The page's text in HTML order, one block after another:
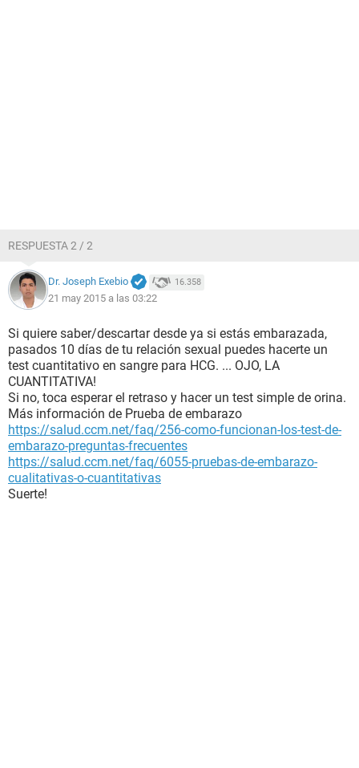
RESPUESTA 2 / 2
Dr. Joseph Exebio 16.358
21 may 2015 a las 03:22
Si quiere saber/descartar desde ya si estás embarazada,
pasados 10 días de tu relación sexual puedes hacerte un
test cuantitativo en sangre para HCG. ... OJO, LA
CUANTITATIVA!
Si no, toca esperar el retraso y hacer un test simple de orina.
Más información de Prueba de embarazo
https://salud.ccm.net/faq/256-como-funcionan-los-test-de-
embarazo-preguntas-frecuentes
https://salud.ccm.net/faq/6055-pruebas-de-embarazo-
cualitativas-o-cuantitativas
Suerte!